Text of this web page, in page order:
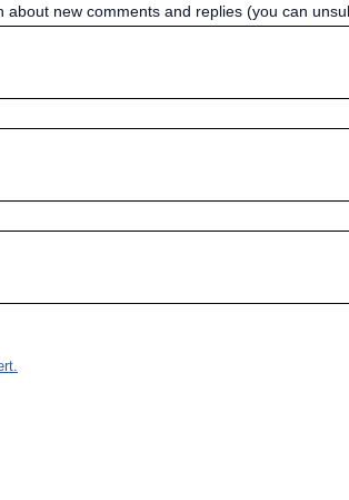
new comments and replies (you can